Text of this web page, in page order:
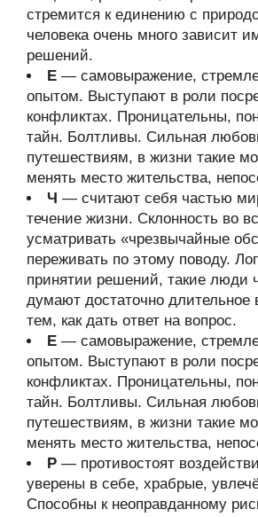
стремится к единению с
человека очень много зависит
решений.
Е — самовыражение,
опытом. Выступают в роли
конфликтах. Проницательны,
тайн. Болтливы. Сильная
путешествиям, в жизни такие
менять место жительства,
Ч — считают себя частью
течение жизни. Склонность во
усматривать «чрезвычайные
переживать по этому поводу.
принятии решений, такие люди
думают достаточно длительное
тем, как дать ответ на вопрос.
Е — самовыражение,
опытом. Выступают в роли
конфликтах. Проницательны,
тайн. Болтливы. Сильная
путешествиям, в жизни такие
менять место жительства,
Р — противостоят
уверены в себе, храбрые,
Способны к неоправданному